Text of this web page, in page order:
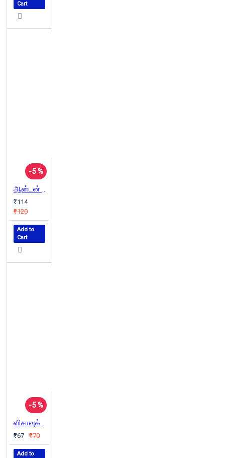
Cart
-5 %
ஆன்டன் செக்காவ் ஆகச் சிறந்த கதைகள்
₹114
₹120
Add to
Cart
-5 %
விசாவுக்காக காத்திருந்தேன்
₹67 ₹70
Add to